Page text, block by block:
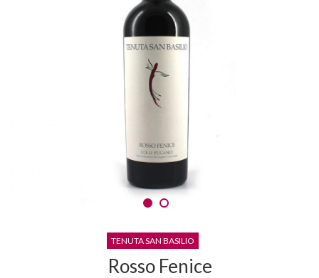
TENUTA SAN BASILIO
Rosso Fenice